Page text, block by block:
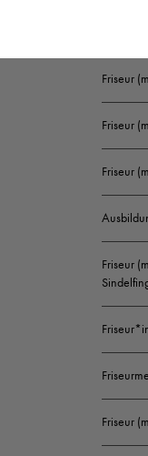
Friseur
Friseur
Friseur
Friseur
Friseur